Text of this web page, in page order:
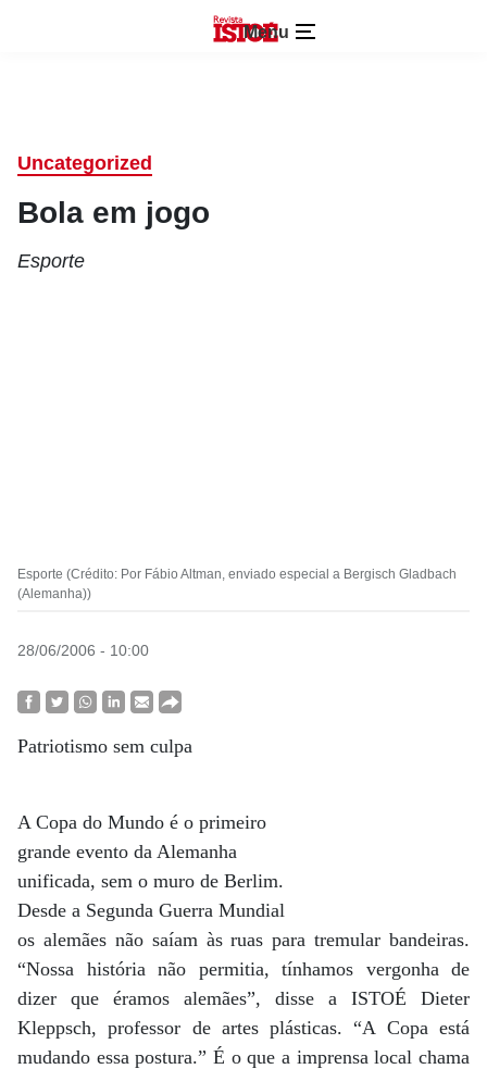
Menu
Uncategorized
Bola em jogo
Esporte
Esporte (Crédito: Por Fábio Altman, enviado especial a Bergisch Gladbach
(Alemanha))
28/06/2006 - 10:00
Patriotismo sem culpa
A Copa do Mundo é o primeiro
grande evento da Alemanha
unificada, sem o muro de Berlim.
Desde a Segunda Guerra Mundial
os alemães não saíam às ruas para tremular bandeiras.
“Nossa história não permitia, tínhamos vergonha de
dizer que éramos alemães”, disse a ISTOÉ Dieter
Kleppsch, professor de artes plásticas. “A Copa está
mudando essa postura.” É o que a imprensa local chama